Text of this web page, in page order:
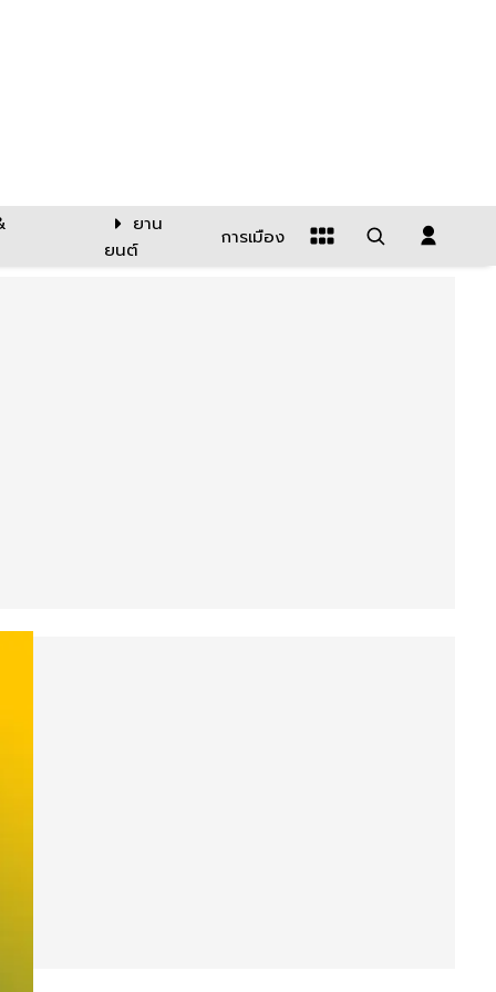
ยาน
ยนต์
การเมือง